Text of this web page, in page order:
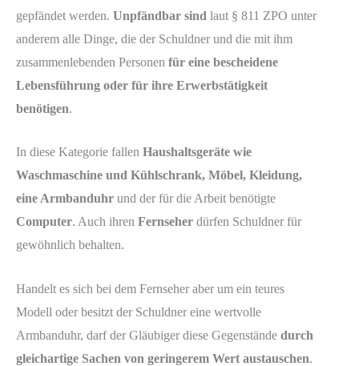
gepfändet werden. Unpfändbar sind laut § 811 ZPO unter
anderem alle Dinge, die der Schuldner und die mit ihm
zusammenlebenden Personen für eine bescheidene
Lebensführung oder für ihre Erwerbstätigkeit
benötigen.
In diese Kategorie fallen Haushaltsgeräte wie
Waschmaschine und Kühlschrank, Möbel, Kleidung,
eine Armbanduhr und der für die Arbeit benötigte
Computer. Auch ihren Fernseher dürfen Schuldner für
gewöhnlich behalten.
Handelt es sich bei dem Fernseher aber um ein teures
Modell oder besitzt der Schuldner eine wertvolle
Armbanduhr, darf der Gläubiger diese Gegenstände durch
gleichartige Sachen von geringerem Wert austauschen.